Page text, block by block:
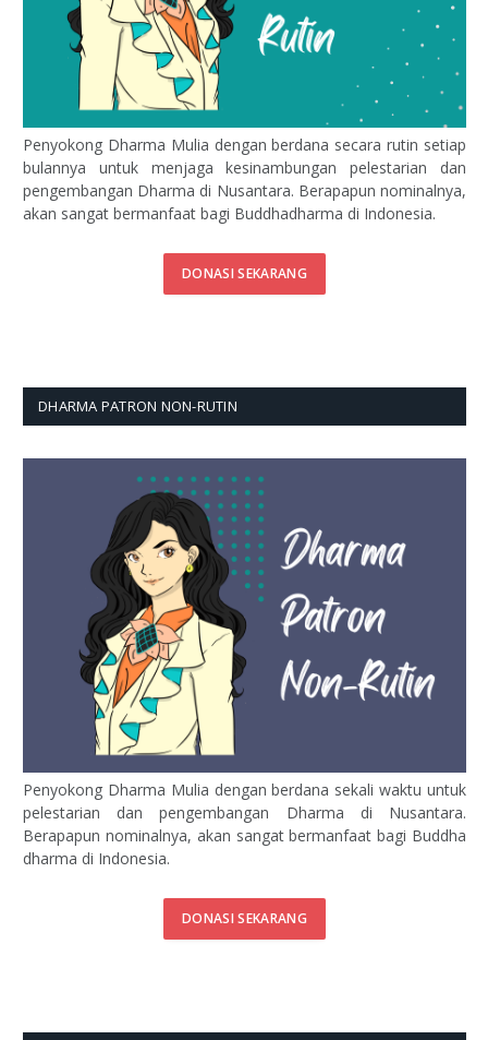
Penyokong Dharma Mulia dengan berdana secara rutin setiap
bulannya untuk menjaga kesinambungan pelestarian dan
pengembangan Dharma di Nusantara. Berapapun nominalnya,
akan sangat bermanfaat bagi Buddhadharma di Indonesia.
DONASI SEKARANG
DHARMA PATRON NON-RUTIN
Penyokong Dharma Mulia dengan berdana sekali waktu untuk
pelestarian dan pengembangan Dharma di Nusantara.
Berapapun nominalnya, akan sangat bermanfaat bagi Buddha
dharma di Indonesia.
DONASI SEKARANG